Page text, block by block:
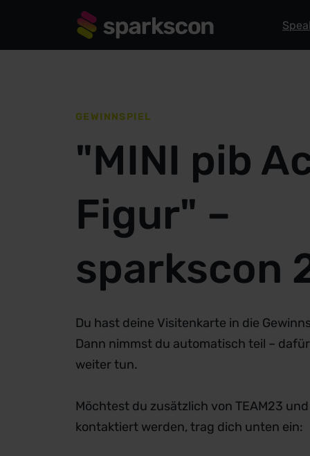
GEWINNSPIEL
"MINI pib
Figur" –
sparkscon
Du hast deine Visitenkarte in die
Dann nimmst du automatisch teil –
weiter tun.
Möchtest du zusätzlich von TEAM23
kontaktiert werden, trag dich unten ein: